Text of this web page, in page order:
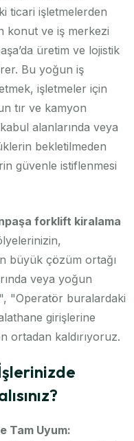
ticari işletmelerden
konut ve iş merkezi
üretim ve lojistik
Bu yoğun iş
işletmeler için
tır ve kamyon
alanlarında veya
bekletilmeden
güvenle istiflenmesi
forklift kiralama
büyük çözüm ortağı
veya yoğun
"Operatör buralardaki
girişlerine
ortadan kaldırıyoruz.
Tam Uyum: